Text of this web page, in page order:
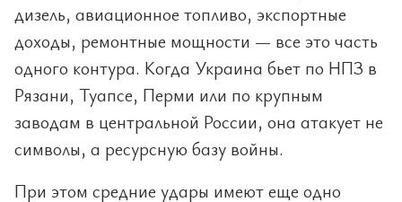
дизель, авиационное топливо, экспортные
доходы, ремонтные мощности — все это часть
одного контура. Когда Украина бьет по НПЗ в
Рязани, Туапсе, Перми или по крупным
заводам в центральной России, она атакует не
символы, а ресурсную базу войны.
При этом средние удары имеют еще одно